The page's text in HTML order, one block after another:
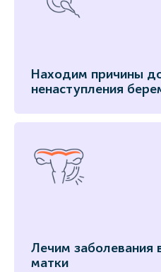
Находим причины
ненаступления
Лечим заболевания
матки